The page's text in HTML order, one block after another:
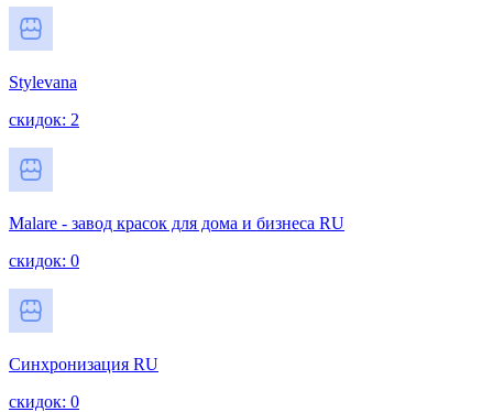
Stylevana
скидок: 2
Malare - завод красок для дома и бизнеса RU
скидок: 0
Синхронизация RU
скидок: 0